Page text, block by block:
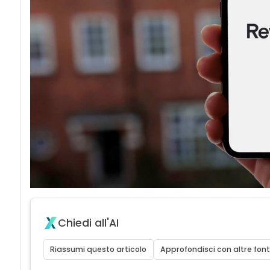
Chiedi all'AI
Riassumi questo articolo Approfondisci con altre